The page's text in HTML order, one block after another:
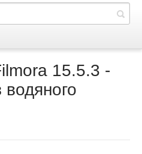
15.5.3 -
водяного